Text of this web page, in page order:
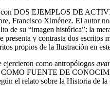
DOS EJEMPLOS DE
Francisco Ximénez. El autor
de su “imagen histórica”: la
presenta y contrasta dos escritos
propios de la Ilustración en
como antropólogos
COMO FUENTE DE
el relato sobre la Historia